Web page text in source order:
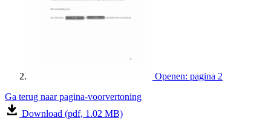
Openen: pagina 2
Ga terug naar pagina-voorvertoning
Download (pdf, 1.02 MB)